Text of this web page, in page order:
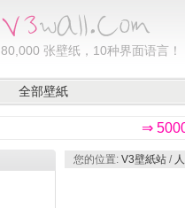
80,000 张壁纸，10种界面语言！
全部壁紙
⇒
您的位置: V3壁紙站 /